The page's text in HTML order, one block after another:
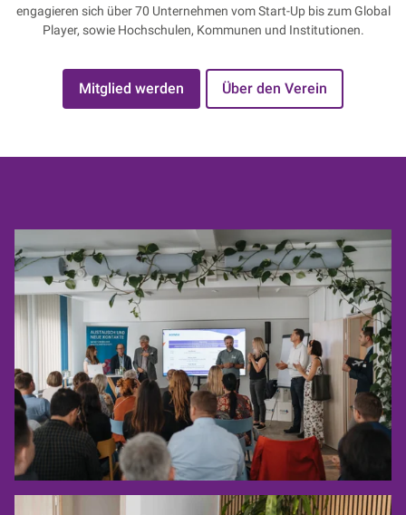
engagieren sich über 70 Unternehmen vom Start-Up bis zum Global
Player, sowie Hochschulen, Kommunen und Institutionen.
Mitglied werden Über den Verein